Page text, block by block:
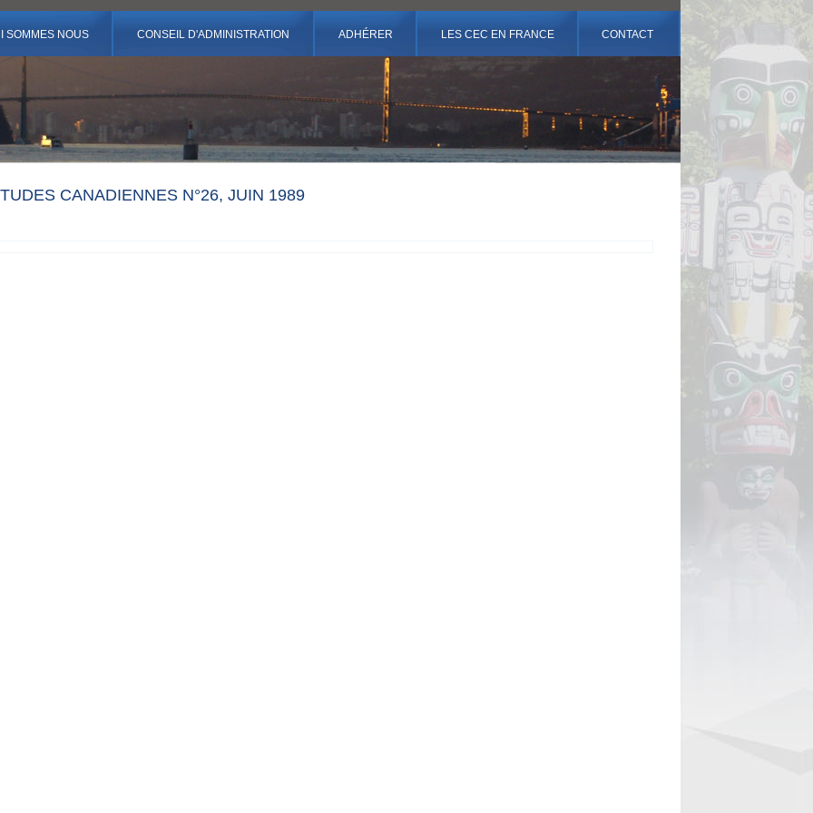
SOMMES NOUS CONSEIL D'ADMINISTRATION ADHÉRER LES CEC EN FRANCE CONTACT
CANADIENNES N°26, JUIN 1989